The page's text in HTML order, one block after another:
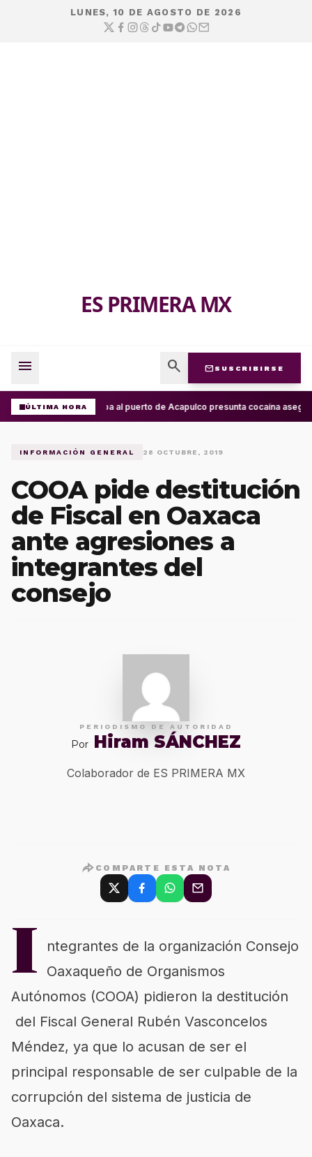
LUNES, 10 DE AGOSTO DE 2026
ES PRIMERA MX
menu search mail SUSCRIBIRSE
ÚLTIMA HORAArriba al puerto de Acapulco presunta cocaína
INFORMACIÓN GENERAL 28 OCTUBRE, 2019
COOA pide destitución
de Fiscal en Oaxaca
ante agresiones a
integrantes del
consejo
PERIODISMO DE AUTORIDAD
Por Hiram SÁNCHEZ
Colaborador de ES PRIMERA MX
COMPARTE ESTA NOTA
I
ntegrantes de la organización Consejo
Oaxaqueño de Organismos
Autónomos (COOA) pidieron la destitución
del Fiscal General Rubén Vasconcelos
Méndez, ya que lo acusan de ser el
principal responsable de ser culpable de la
corrupción del sistema de justicia de
Oaxaca.